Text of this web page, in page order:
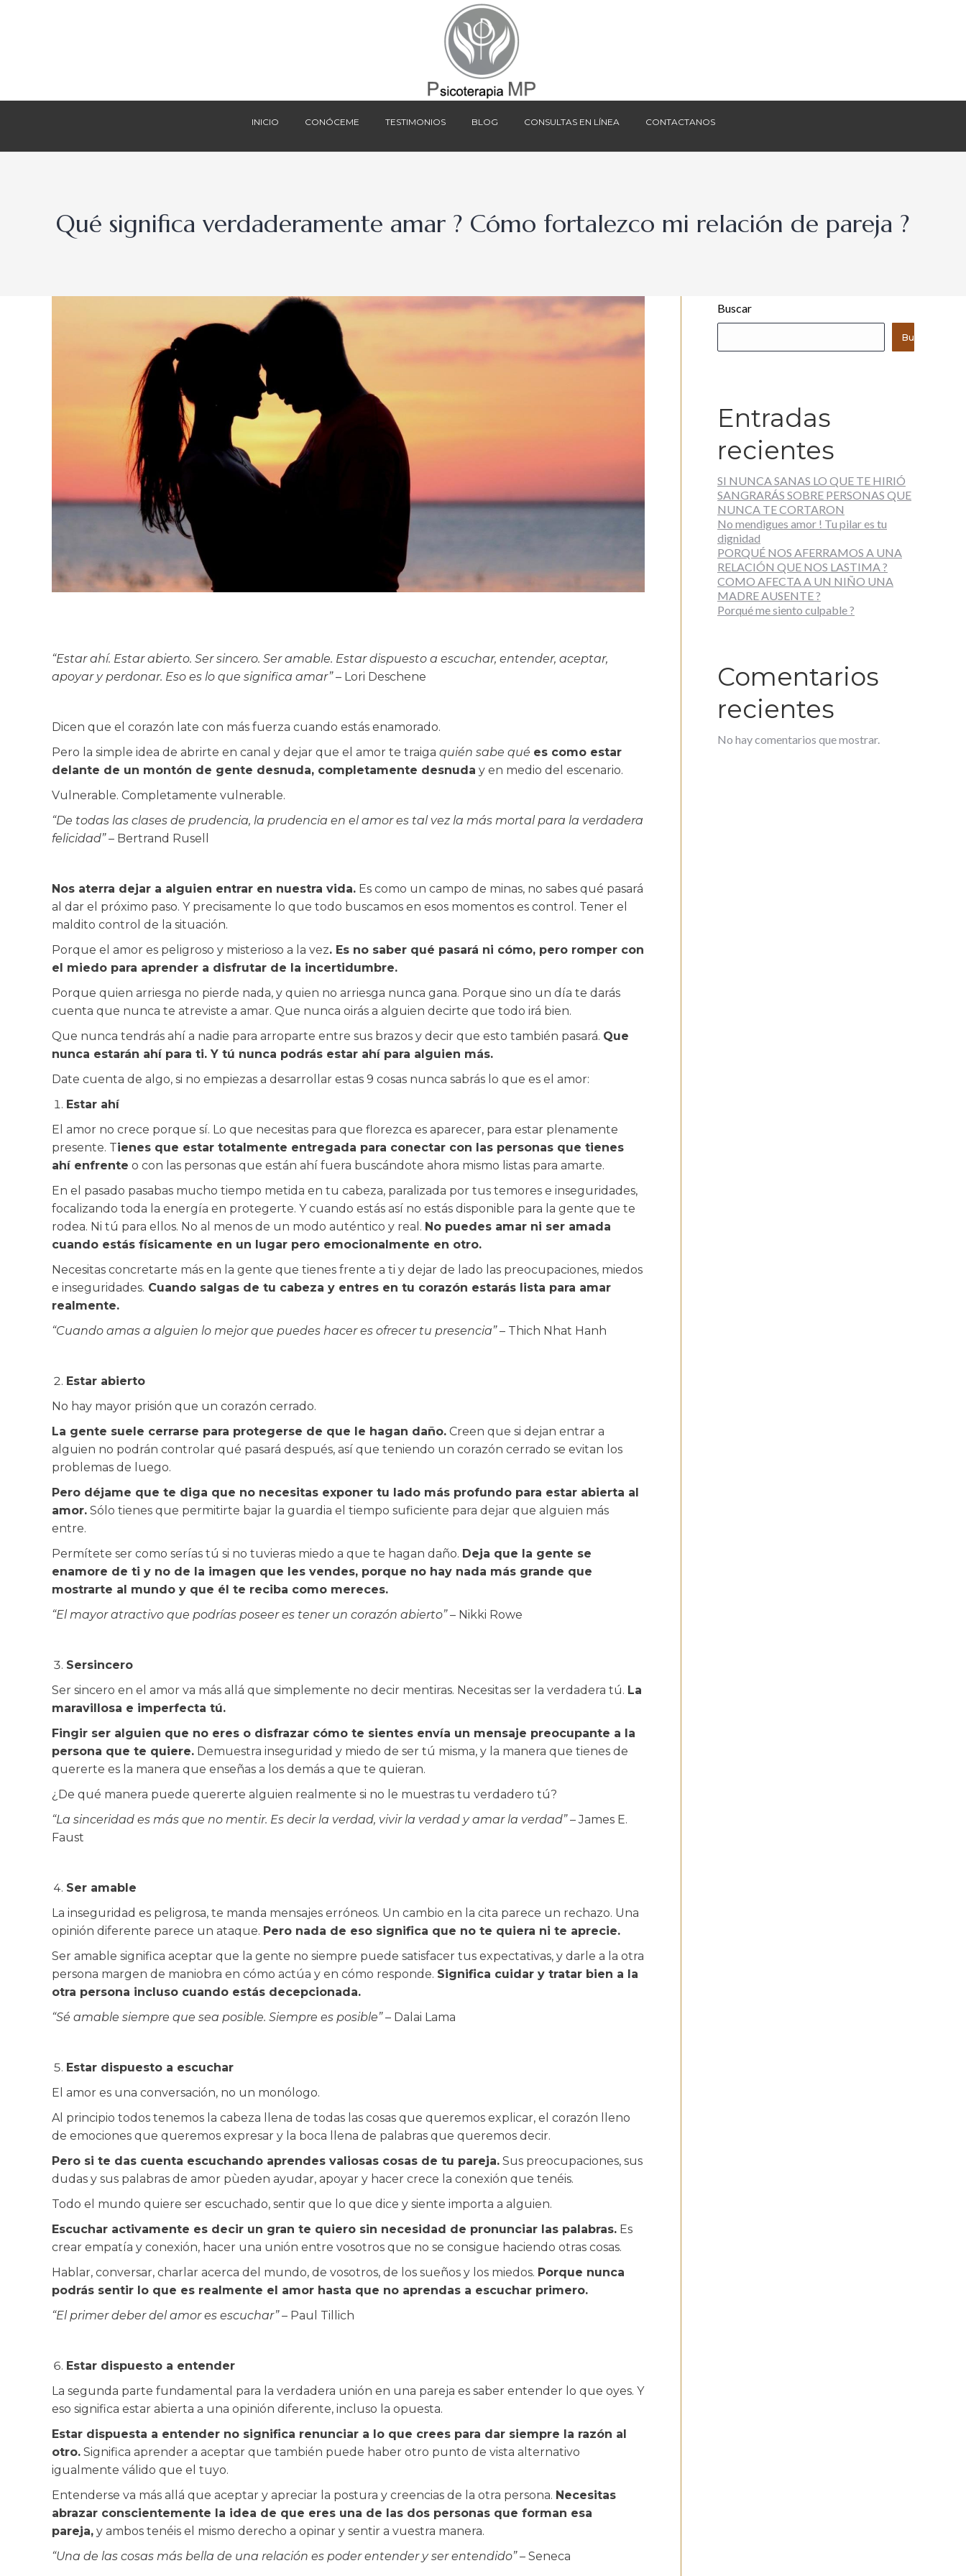
INICIO CONÓCEME TESTIMONIOS BLOG CONSULTAS EN LÍNEA CONTACTANOS
Qué significa verdaderamente amar ? Cómo fortalezco mi relación de pareja ?
“Estar ahí. Estar abierto. Ser sincero. Ser amable. Estar dispuesto a escuchar, entender, aceptar,
apoyar y perdonar. Eso es lo que significa amar”– Lori Deschene
Dicen que el corazón late con más fuerza cuando estás enamorado.
Pero la simple idea de abrirte en canal y dejar que el amor te traiga quién sabe qué es como estar
delante de un montón de gente desnuda, completamente desnuda y en medio del escenario.
Vulnerable. Completamente vulnerable.
“De todas las clases de prudencia, la prudencia en el amor es tal vez la más mortal para la verdadera
felicidad”– Bertrand Rusell
Nos aterra dejar a alguien entrar en nuestra vida. Es como un campo de minas, no sabes qué pasará
al dar el próximo paso. Y precisamente lo que todo buscamos en esos momentos es control. Tener el
maldito control de la situación.
Porque el amor es peligroso y misterioso a la vez. Es no saber qué pasará ni cómo, pero romper con
el miedo para aprender a disfrutar de la incertidumbre.
Porque quien arriesga no pierde nada, y quien no arriesga nunca gana. Porque sino un día te darás
cuenta que nunca te atreviste a amar. Que nunca oirás a alguien decirte que todo irá bien.
Que nunca tendrás ahí a nadie para arroparte entre sus brazos y decir que esto también pasará. Que
nunca estarán ahí para ti. Y tú nunca podrás estar ahí para alguien más.
Date cuenta de algo, si no empiezas a desarrollar estas 9 cosas nunca sabrás lo que es el amor:
Estar ahí
El amor no crece porque sí. Lo que necesitas para que florezca es aparecer, para estar plenamente
presente. Tienes que estar totalmente entregada para conectar con las personas que tienes
ahí enfrente o con las personas que están ahí fuera buscándote ahora mismo listas para amarte.
En el pasado pasabas mucho tiempo metida en tu cabeza, paralizada por tus temores e inseguridades,
focalizando toda la energía en protegerte. Y cuando estás así no estás disponible para la gente que te
rodea. Ni tú para ellos. No al menos de un modo auténtico y real. No puedes amar ni ser amada
cuando estás físicamente en un lugar pero emocionalmente en otro.
Necesitas concretarte más en la gente que tienes frente a ti y dejar de lado las preocupaciones, miedos
e inseguridades. Cuando salgas de tu cabeza y entres en tu corazón estarás lista para amar
realmente.
“Cuando amas a alguien lo mejor que puedes hacer es ofrecer tu presencia”– Thich Nhat Hanh
Estar abierto
No hay mayor prisión que un corazón cerrado.
La gente suele cerrarse para protegerse de que le hagan daño. Creen que si dejan entrar a
alguien no podrán controlar qué pasará después, así que teniendo un corazón cerrado se evitan los
problemas de luego.
Pero déjame que te diga que no necesitas exponer tu lado más profundo para estar abierta al
amor. Sólo tienes que permitirte bajar la guardia el tiempo suficiente para dejar que alguien más
entre.
Permítete ser como serías tú si no tuvieras miedo a que te hagan daño. Deja que la gente se
enamore de ti y no de la imagen que les vendes, porque no hay nada más grande que
mostrarte al mundo y que él te reciba como mereces.
“El mayor atractivo que podrías poseer es tener un corazón abierto”– Nikki Rowe
Sersincero
Ser sincero en el amor va más allá que simplemente no decir mentiras. Necesitas ser la verdadera tú. La
maravillosa e imperfecta tú.
Fingir ser alguien que no eres o disfrazar cómo te sientes envía un mensaje preocupante a la
persona que te quiere. Demuestra inseguridad y miedo de ser tú misma, y la manera que tienes de
quererte es la manera que enseñas a los demás a que te quieran.
¿De qué manera puede quererte alguien realmente si no le muestras tu verdadero tú?
“La sinceridad es más que no mentir. Es decir la verdad, vivir la verdad y amar la verdad”– James E.
Faust
Ser amable
La inseguridad es peligrosa, te manda mensajes erróneos. Un cambio en la cita parece un rechazo. Una
opinión diferente parece un ataque. Pero nada de eso significa que no te quiera ni te aprecie.
Ser amable significa aceptar que la gente no siempre puede satisfacer tus expectativas, y darle a la otra
persona margen de maniobra en cómo actúa y en cómo responde. Significa cuidar y tratar bien a la
otra persona incluso cuando estás decepcionada.
“Sé amable siempre que sea posible. Siempre es posible”– Dalai Lama
Estar dispuesto a escuchar
El amor es una conversación, no un monólogo.
Al principio todos tenemos la cabeza llena de todas las cosas que queremos explicar, el corazón lleno
de emociones que queremos expresar y la boca llena de palabras que queremos decir.
Pero si te das cuenta escuchando aprendes valiosas cosas de tu pareja. Sus preocupaciones, sus
dudas y sus palabras de amor pùeden ayudar, apoyar y hacer crece la conexión que tenéis.
Todo el mundo quiere ser escuchado, sentir que lo que dice y siente importa a alguien.
Escuchar activamente es decir un gran te quiero sin necesidad de pronunciar las palabras. Es
crear empatía y conexión, hacer una unión entre vosotros que no se consigue haciendo otras cosas.
Hablar, conversar, charlar acerca del mundo, de vosotros, de los sueños y los miedos. Porque nunca
podrás sentir lo que es realmente el amor hasta que no aprendas a escuchar primero.
“El primer deber del amor es escuchar”– Paul Tillich
Estar dispuesto a entender
La segunda parte fundamental para la verdadera unión en una pareja es saber entender lo que oyes. Y
eso significa estar abierta a una opinión diferente, incluso la opuesta.
Estar dispuesta a entender no significa renunciar a lo que crees para dar siempre la razón al
otro. Significa aprender a aceptar que también puede haber otro punto de vista alternativo
igualmente válido que el tuyo.
Entenderse va más allá que aceptar y apreciar la postura y creencias de la otra persona. Necesitas
abrazar conscientemente la idea de que eres una de las dos personas que forman esa
pareja, y ambos tenéis el mismo derecho a opinar y sentir a vuestra manera.
“Una de las cosas más bella de una relación es poder entender y ser entendido”– Seneca
Buscar
Buscar
Entradas
recientes
SI NUNCA SANAS LO QUE TE HIRIÓ
SANGRARÁS SOBRE PERSONAS QUE
NUNCA TE CORTARON
No mendigues amor ! Tu pilar es tu
dignidad
PORQUÉ NOS AFERRAMOS A UNA
RELACIÓN QUE NOS LASTIMA ?
COMO AFECTA A UN NIÑO UNA
MADRE AUSENTE ?
Porqué me siento culpable ?
Comentarios
recientes
No hay comentarios que mostrar.
BLOG